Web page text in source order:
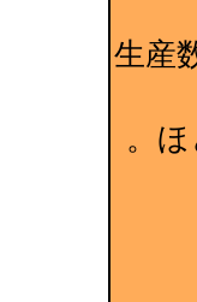
生産
。